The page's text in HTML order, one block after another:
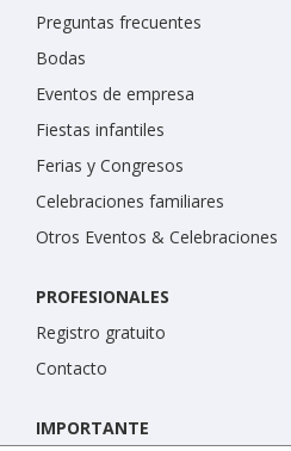
Preguntas frecuentes
Bodas
Eventos de empresa
Fiestas infantiles
Ferias y Congresos
Celebraciones familiares
Otros Eventos & Celebraciones
PROFESIONALES
Registro gratuito
Contacto
IMPORTANTE